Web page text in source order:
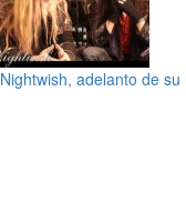
Nightwish, adelanto de